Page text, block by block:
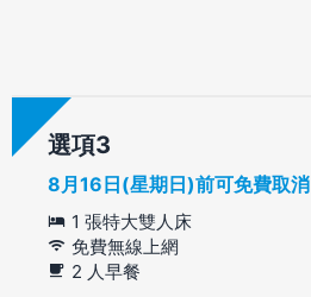
選項
8月16日(星期日)前可免費取消
1 張特大雙人床
免費無線上網
2 人早餐